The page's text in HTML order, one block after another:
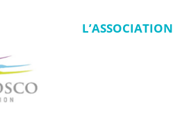
L’ASSOCIATION